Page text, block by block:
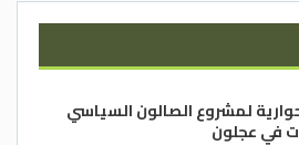
لمشروع الصالون السياسي
في عجلون